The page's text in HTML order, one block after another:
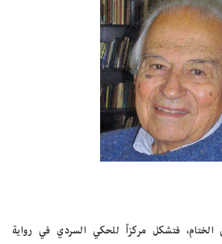
فتشكل مركزاً للحكي السردي في رواية